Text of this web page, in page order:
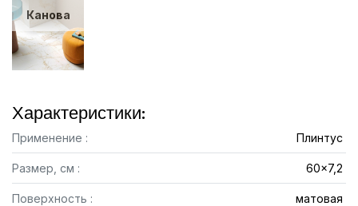
Канова
Характеристики:
Применение : Плинтус
Размер, см : 60x7,2
Поверхность : матовая